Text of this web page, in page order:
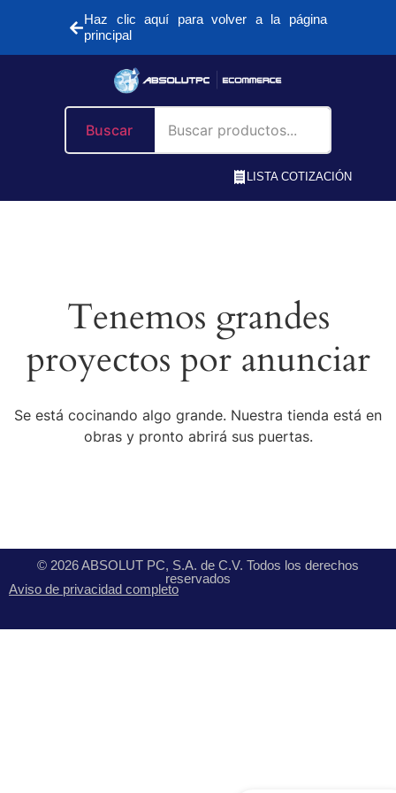
Haz clic aquí para volver a la página
principal
Buscar
LISTA COTIZACIÓN
Tenemos grandes
proyectos por anunciar
Se está cocinando algo grande. Nuestra tienda está en
obras y pronto abrirá sus puertas.
© 2026 ABSOLUT PC, S.A. de C.V. Todos los derechos
reservados
Aviso de privacidad completo